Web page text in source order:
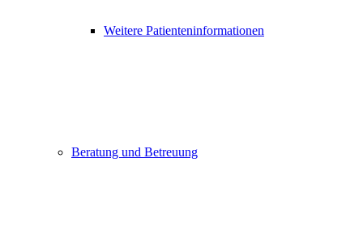
Weitere Patienteninformationen
Beratung und Betreuung